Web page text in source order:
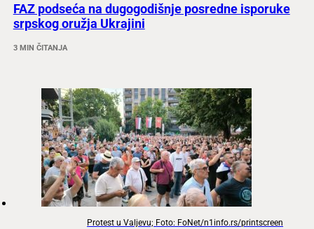
FAZ podseća na dugogodišnje posredne isporuke
srpskog oružja Ukrajini
3 MIN ČITANJA
Protest u Valjevu; Foto: FoNet/n1info.rs/printscreen